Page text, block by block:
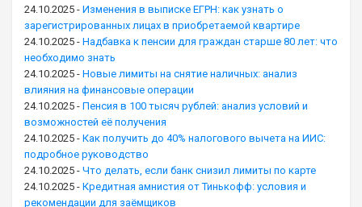
24.10.2025 - Изменения в выписке ЕГРН: как узнать о
зарегистрированных лицах в приобретаемой квартире
24.10.2025 - Надбавка к пенсии для граждан старше 80 лет: что
необходимо знать
24.10.2025 - Новые лимиты на снятие наличных: анализ
влияния на финансовые операции
24.10.2025 - Пенсия в 100 тысяч рублей: анализ условий и
возможностей её получения
24.10.2025 - Как получить до 40% налогового вычета на ИИС:
подробное руководство
24.10.2025 - Что делать, если банк снизил лимиты по карте
24.10.2025 - Кредитная амнистия от Тинькофф: условия и
рекомендации для заёмщиков